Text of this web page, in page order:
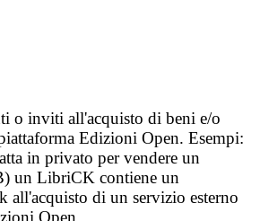
o inviti all'acquisto di beni e/o
Edizioni Open. Esempi:
in privato per vendere un
un LibriCK contiene un
all'acquisto di un servizio esterno
Open